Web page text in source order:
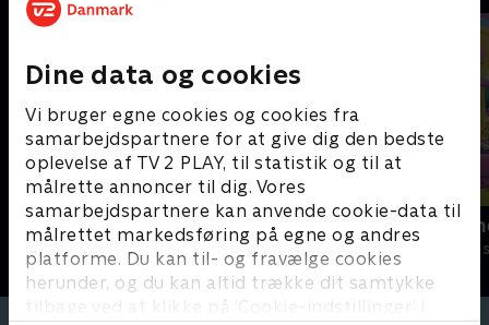
Dine data og cookies
Vi bruger egne cookies og cookies fra
samarbejdspartnere for at give dig den bedste
oplevelse af TV 2 PLAY, til statistik og til at
målrette annoncer til dig. Vores
samarbejdspartnere kan anvende cookie-data til
målrettet markedsføring på egne og andres
platforme. Du kan til- og fravælge cookies
herunder, og du kan altid trække dit samtykke
tilbage ved at klikke på ’Cookie-indstillinger’ i
Antiks
Børneserier • 2 sæsoner
Little
Børneserier • 2